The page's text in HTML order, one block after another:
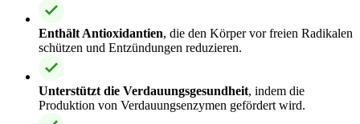
Enthält Antioxidantien, die den Körper vor freien Radikalen
schützen und Entzündungen reduzieren.
Unterstützt die Verdauungsgesundheit, indem die
Produktion von Verdauungsenzymen gefördert wird.